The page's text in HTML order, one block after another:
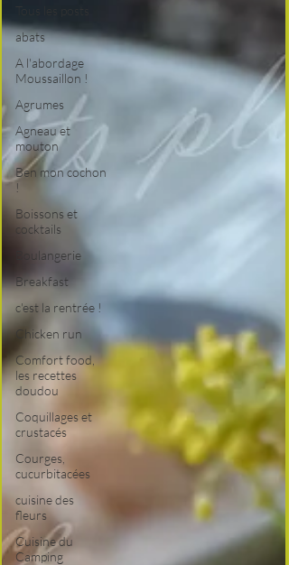
abats
A l'abordage
Moussaillon !
Agrumes
Agneau et
mouton
Ben mon cochon
!
Boissons et
cocktails
Boulangerie
Breakfast
c'est la rentrée !
Chicken run
Comfort food,
les recettes
doudou
Coquillages et
crustacés
Courges,
cucurbitacées
cuisine des
fleurs
Cuisine du
Camping